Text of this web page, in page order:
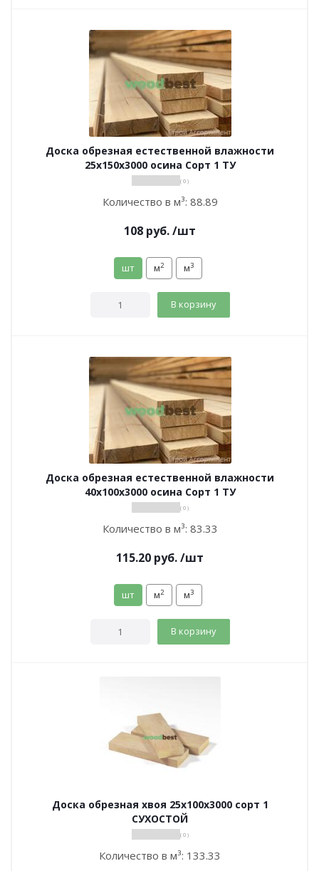
Доска обрезная естественной влажности
25х150х3000 осина Сорт 1 ТУ
( 0 )
Количество в м³: 88.89
108 руб./шт
шт м2 м3
В корзину
Доска обрезная естественной влажности
40х100х3000 осина Сорт 1 ТУ
( 0 )
Количество в м³: 83.33
115.20 руб./шт
шт м2 м3
В корзину
Доска обрезная хвоя 25х100х3000 сорт 1
СУХОСТОЙ
( 0 )
Количество в м³: 133.33